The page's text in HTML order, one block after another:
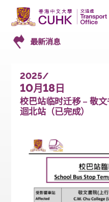
最新消息
2025/
10月18日
校巴站临时迁移 –